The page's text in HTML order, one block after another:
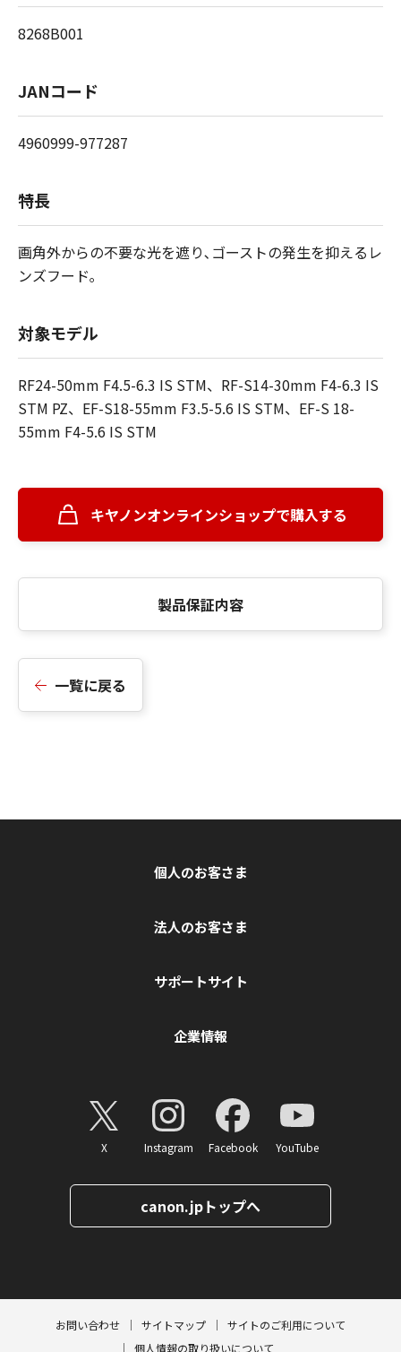
8268B001
JANコード
4960999-977287
特長
画角外からの不要な光を遮り､ゴーストの発生を抑えるレ
ンズフード｡
対象モデル
RF24-50mm F4.5-6.3 IS STM、RF-S14-30mm F4-6.3 IS
STM PZ、EF-S18-55mm F3.5-5.6 IS STM、EF-S 18-
55mm F4-5.6 IS STM
キヤノンオンラインショップで購入する
製品保証内容
一覧に戻る
個人のお客さま
法人のお客さま
サポートサイト
企業情報
X Instagram Facebook YouTube
canon.jpトップへ
お問い合わせ サイトマップ
サイトのご利用について
個人情報の取り扱いについて